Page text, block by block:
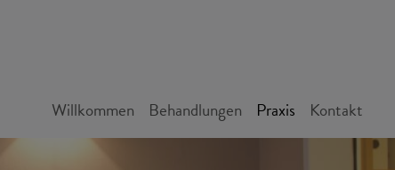
Willkommen Behandlungen Praxis Kontakt